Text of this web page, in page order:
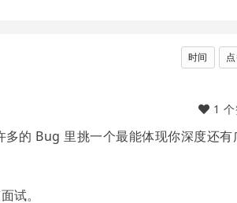
时间
1
的 Bug 里挑一个最能体现你深度还有
试。